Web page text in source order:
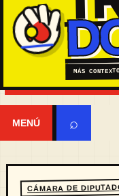
MÁS
MENÚ ⌕
CÁMARA DE